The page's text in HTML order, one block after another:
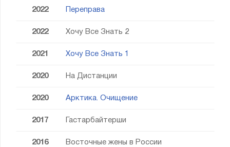
2022 Переправа
2022 Хочу Все Знать 2
2021 Хочу Все Знать 1
2020 На Дистанции
2020 Арктика. Очищение
2017 Гастарбайтерши
2016 Восточные жены в России